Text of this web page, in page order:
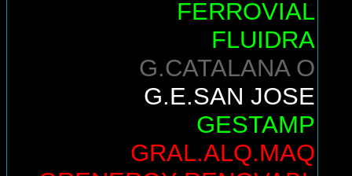
FERROVIAL
FLUIDRA
G.CATALANA O
G.E.SAN JOSE
GESTAMP
GRAL.ALQ.MAQ